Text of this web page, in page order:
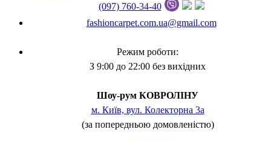
(097) 760-34-40
fashioncarpet.com.ua@gmail.com
Режим роботи:
З 9:00 до 22:00 без вихідних
Шоу-рум КОВРОЛІНУ
м. Київ, вул. Колекторна 3а
(за попередньою домовленістю)